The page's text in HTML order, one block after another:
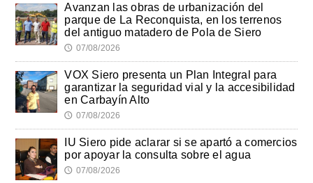
Avanzan las obras de urbanización del
parque de La Reconquista, en los terrenos
del antiguo matadero de Pola de Siero
🕔 07/08/2026
VOX Siero presenta un Plan Integral para
garantizar la seguridad vial y la accesibilidad
en Carbayín Alto
🕔 07/08/2026
IU Siero pide aclarar si se apartó a comercios
por apoyar la consulta sobre el agua
🕔 07/08/2026